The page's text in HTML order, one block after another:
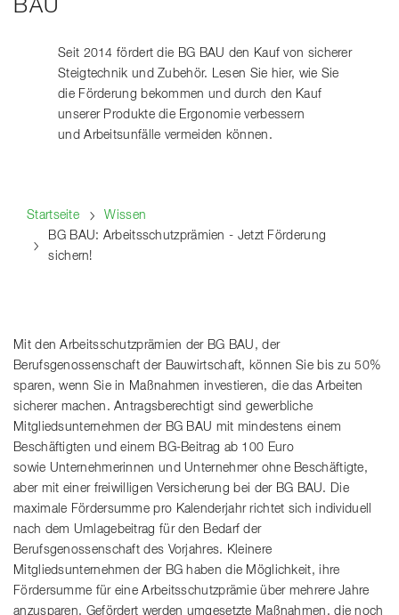
BAU
Seit 2014 fördert die BG BAU den Kauf von sicherer
Steigtechnik und Zubehör. Lesen Sie hier, wie Sie
die Förderung bekommen und durch den Kauf
unserer Produkte die Ergonomie verbessern
und Arbeitsunfälle vermeiden können.
Startseite
Wissen
BG BAU: Arbeitsschutzprämien - Jetzt Förderung
sichern!
Mit den Arbeitsschutzprämien der BG BAU, der
Berufsgenossenschaft der Bauwirtschaft, können Sie bis zu 50%
sparen, wenn Sie in Maßnahmen investieren, die das Arbeiten
sicherer machen. Antragsberechtigt sind gewerbliche
Mitgliedsunternehmen der BG BAU mit mindestens einem
Beschäftigten und einem BG-Beitrag ab 100 Euro
sowie Unternehmerinnen und Unternehmer ohne Beschäftigte,
aber mit einer freiwilligen Versicherung bei der BG BAU. Die
maximale Fördersumme pro Kalenderjahr richtet sich individuell
nach dem Umlagebeitrag für den Bedarf der
Berufsgenossenschaft des Vorjahres. Kleinere
Mitgliedsunternehmen der BG haben die Möglichkeit, ihre
Fördersumme für eine Arbeitsschutzprämie über mehrere Jahre
anzusparen. Gefördert werden umgesetzte Maßnahmen, die noch